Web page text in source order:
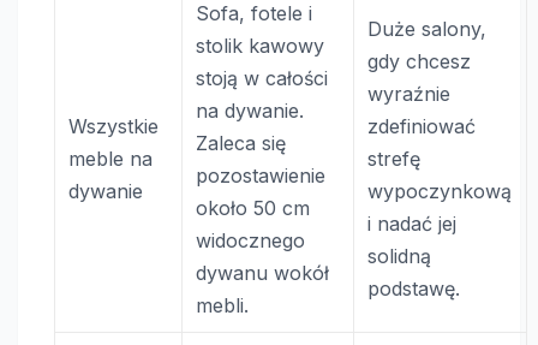
Wszystkie
meble na
dywanie
Sofa, fotele i
stolik kawowy
stoją w całości
na dywanie.
Zaleca się
pozostawienie
około 50 cm
widocznego
dywanu wokół
mebli.
Duże salony,
gdy chcesz
wyraźnie
zdefiniować
strefę
wypoczynkową
i nadać jej
solidną
podstawę.